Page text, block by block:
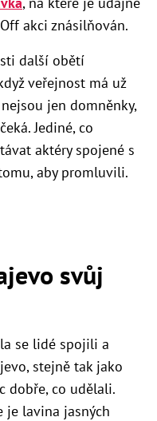
akci znásilňován.
další obětí
veřejnost má už
jen domněnky,
Jediné, co
aktéry spojené s
aby promluvili.
svůj
se lidé spojili a
stejně tak jako
dobře, co udělali.
je lavina jasných